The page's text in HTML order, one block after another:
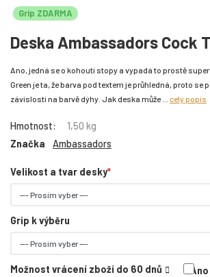
Grip ZDARMA
Deska Ambassadors Cock
Ano, jedná se o kohoutí stopy a vypadá to prostě
Green je ta, že barva pod textem je průhledná, proto se
závislosti na barvě dýhy. Jak deska může ... celý popis
Hmotnost:
1,50 kg
Značka
Ambassadors
Velikost a tvar desky
Grip k výběru
Možnost vrácení zboží do 60 dnů